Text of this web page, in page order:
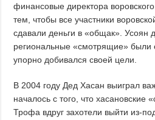
финансовые директора
тем, чтобы все участники
сдавали деньги в «общак». Усоян
региональные «смотрящие» были
упорно добивался своей цели.
В 2004 году Дед Хасан выиграл
началось с того, что хасановские
Трофа вдруг захотели выйти из-